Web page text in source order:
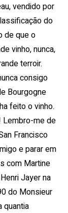
vendido por
do
de que o
vinho, nunca,
terroir.
consigo
Bourgogne
feito o vinho.
Lembro-me de
Francisco
e parar em
com Martine
Jayer na
do Monsieur
quantia